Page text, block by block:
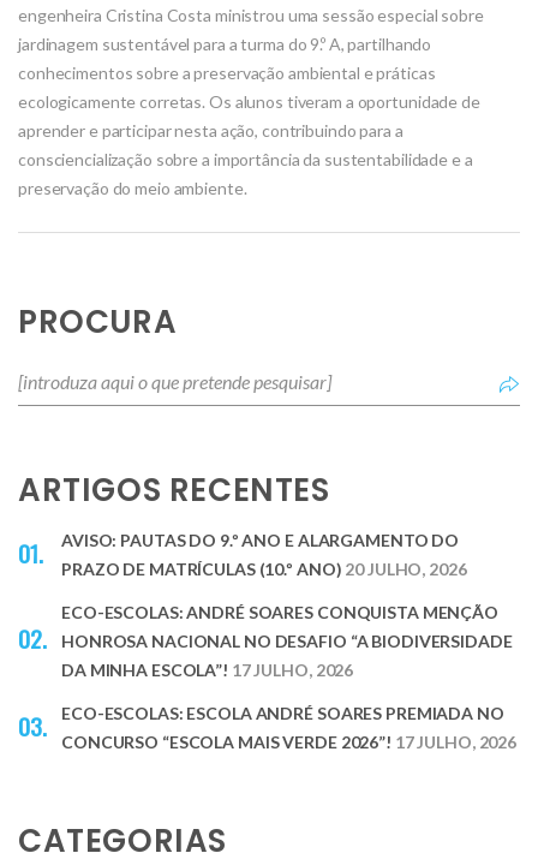
engenheira Cristina Costa ministrou uma sessão especial sobre
jardinagem sustentável para a turma do 9.º A, partilhando
conhecimentos sobre a preservação ambiental e práticas
ecologicamente corretas. Os alunos tiveram a oportunidade de
aprender e participar nesta ação, contribuindo para a
consciencialização sobre a importância da sustentabilidade e a
preservação do meio ambiente.
PROCURA
ARTIGOS RECENTES
AVISO: PAUTAS DO 9.º ANO E ALARGAMENTO DO
PRAZO DE MATRÍCULAS (10.º ANO) 20 JULHO, 2026
ECO-ESCOLAS: ANDRÉ SOARES CONQUISTA MENÇÃO
HONROSA NACIONAL NO DESAFIO “A BIODIVERSIDADE
DA MINHA ESCOLA”! 17 JULHO, 2026
ECO-ESCOLAS: ESCOLA ANDRÉ SOARES PREMIADA NO
CONCURSO “ESCOLA MAIS VERDE 2026”! 17 JULHO, 2026
CATEGORIAS